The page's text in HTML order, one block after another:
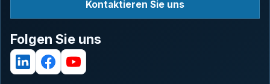
Kontaktieren Sie uns
Folgen Sie uns